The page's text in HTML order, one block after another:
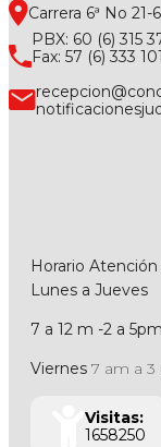
Carrera 6ª No
PBX: 60 (6) 315
Fax: 57 (6) 333
Horario
Lunes a Jueves
7 a 12 m -2 a 5pm
Viernes 7 am a
Visitas:
1658250